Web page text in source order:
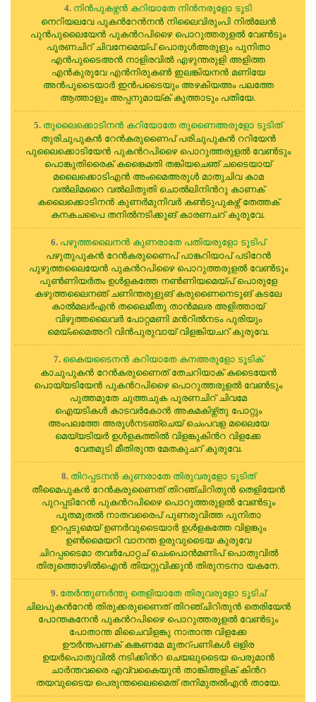
4. നിന്‍പുകഴ്നന്‍ കറിയാതേ നിന്‍നരുളോ ടൂടി
നെറിയലവേ പുകന്‍റേന്‍നന്‍ നിലൈവിരുംപി നില്‍ലേന്‍
പുന്‍പുലൈയേന്‍ പുകന്‍റപിഴൈ പൊറുത്തരുളല്‍ വേണ്‍ടും
പൂരണചിറ് ചിവനേമെയ്പ് പൊരുള്‍അരുളും പുനിതാ
എന്‍പുടൈഅന്‍ നാളിരവില്‍ എഴുന്തരുളി അളിത്ത
എന്‍കുരുവേ എന്‍നിരുകണ്‍ ഇലങ്കിയനന്‍ മണിയേ
അന്‍പുടൈയാര്‍ ഇന്‍പടൈയും അഴകിയഅം പലത്തേ
ആത്താളും അപ്പനുമായ്ക് കൂത്താടും പതിയേ.
5. തുലൈക്കൊടിനന്‍ കറിയോതേ തുണൈഅരുളോ ടൂടിത്
തുരിചുപുകന്‍ റേന്‍കരുണൈപ് പരിചുപുകന്‍ ററിയേന്‍
പുലൈക്കൊടിയേന്‍ പുകന്‍റപിഴൈ പൊറുത്തരുളല്‍ വേണ്‍ടും
പൊങ്കുതിരൈക് കങ്കൈമതി തങ്കിയചെഞ് ചടൈയായ്
മലൈക്കൊടിഎന്‍ അംമൈഅരുള്‍ മാതുചിവ കാമ
വല്‍ലിമറൈ വല്‍ലിതുതി ചൊല്‍ലിനിന്‍റു കാണക്
കലൈക്കൊടിനന്‍ കുണര്‍മുനിവര്‍ കണ്‍ടുപുകഴ്ന്‍ തേത്തക്
കനകചപൈ തനില്‍നടിക്കുങ് കാരണചറ് കുരുവേ.
6. പഴുത്തലൈനന്‍ കുണരാതേ പതിയരുളോ ടൂടിപ്
പഴുതുപുകന്‍ റേന്‍കരുണൈപ് പാങ്കറിയാപ് പടിറേന്‍
പുഴുത്തലൈയേന്‍ പുകന്‍റപിഴൈ പൊറുത്തരുളല്‍ വേണ്‍ടും
പുണ്‍ണിയര്‍തം ഉള്‍ളകത്തേ നണ്‍ണിയമെയ്പ് പൊരുളേ
കഴുത്തലൈനഞ് ചണിന്തരുളുങ് കരുണൈനെടുങ് കടലേ
കാല്‍മലര്‍എന്‍ തലൈമീതു താന്‍മലര അളിത്തായ്
വിഴുത്തലൈവര്‍ പോറ്റമണി മന്‍റില്‍നടം പുരിയും
മെയ്ംമൈഅറി വിന്‍പുരുവായ് വിളങ്കിയചറ് കുരുവേ.
7. കൈയടൈനന്‍ കറിയാതേ കനഅരുളോ ടൂടിക്
കാചുപുകന്‍ റേന്‍കരുണൈത് തേചറിയാക് കടൈയേന്‍
പൊയ്യടിയേന്‍ പുകന്‍റപിഴൈ പൊറുത്തരുളല്‍ വേണ്‍ടും
പുത്തമുതേ ചുത്തചുക പൂരണചിറ് ചിവമേ
ഐയടികള്‍ കാടവര്‍കോന്‍ അകമകിഴ്ന്തു പോറ്റും
അംപലത്തേ അരുള്‍നടഞ്ചെയ് ചെംപവള മലൈയേ
മെയ്യടിയര്‍ ഉള്‍ളകത്തില്‍ വിളങ്കുകിന്‍റ വിളക്കേ
വേതമുടി മീതിരുന്ത മേതകുചറ് കുരുവേ.
8. തിറപ്പടനന്‍ കുണരാതേ തിരുവരുളോ ടൂടിത്
തീമൈപുകന്‍ റേന്‍കരുണൈത് തിറഞ്ചിറിതുന്‍ തെളിയേന്‍
പുറപ്പടിറേന്‍ പുകന്‍റപിഴൈ പൊറുത്തരുളല്‍ വേണ്‍ടും
പൂതമുതല്‍ നാതവരൈപ് പുണരുവിത്ത പുനിതാ
ഉറപ്പടുമെയ് ഉണര്‍വുടൈയാര്‍ ഉള്‍ളകത്തേ വിളങ്കും
ഉണ്‍മൈയറി വാനന്ത ഉരുവുടൈയ കുരുവേ
ചിറപ്പടൈമാ തവര്‍പോറ്റച് ചെംപൊന്‍മണിപ് പൊതുവില്‍
തിരുത്തൊഴില്‍ഐന്‍ തിയറ്റുവിക്കുന്‍ തിരുനടനാ യകനേ.
9. തേര്‍ന്തുണര്‍ന്തു തെളിയാതേ തിരുവരുളോ ടൂടിച്
ചിലപുകന്‍റേന്‍ തിരുക്കരുണൈത് തിറഞ്ചിറിതുന്‍ തെരിയേന്‍
പോന്തകനേന്‍ പുകന്‍റപിഴൈ പൊറുത്തരുളല്‍ വേണ്‍ടും
പോതാന്ത മിചൈവിളങ്കു നാതാന്ത വിളക്കേ
ഊര്‍ന്തപണക് കങ്കണമേ മുതറ്പണികള്‍ ഒളിര
ഉയര്‍പൊതുവില്‍ നടിക്കിന്‍റ ചെയലുടൈയ പെരുമാന്‍
ചാര്‍ന്തവരൈ എവ്വകൈയുന്‍ താങ്കിഅളിക് കിന്‍റ
തയവുടൈയ പെരുന്തലൈമൈത് തനിമുതല്‍എന്‍ തായേ.